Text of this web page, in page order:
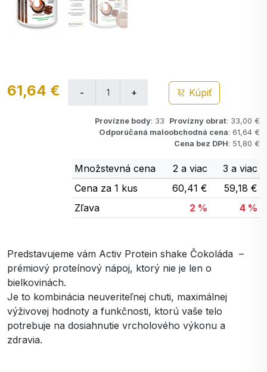
61,64 € Kúpiť
Provízne body: 33 Provízny obrat: 33,00 €
Odporúčaná maloobchodná cena: 61,64 €
Cena bez DPH: 51,80 €
Množstevná cena 2 a viac
3 a viac
Cena za 1 kus
60,41 €
59,18 €
Zľava
2 % 4 %
Predstavujeme vám Activ Protein shake Čokoláda –
prémiový proteínový nápoj, ktorý nie je len o
bielkovinách.
Je to kombinácia neuveriteľnej chuti, maximálnej
výživovej hodnoty a funkčnosti, ktorú vaše telo
potrebuje na dosiahnutie vrcholového výkonu a
zdravia.